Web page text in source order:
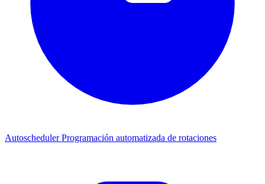
AutoschedulerProgramación automatizada de rotaciones